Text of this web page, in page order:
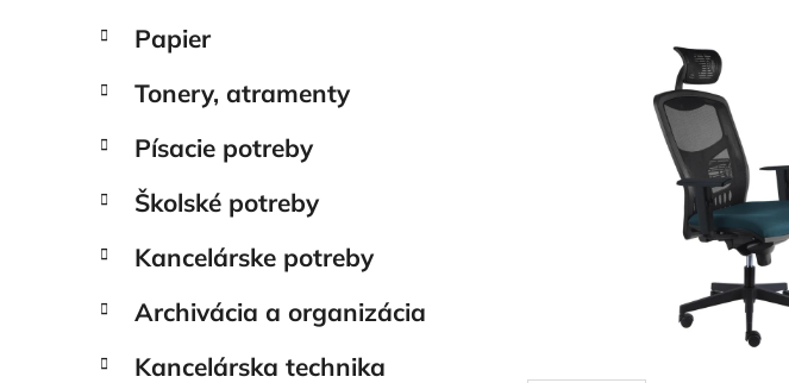
B
č
ý
a
n
e
l
kategórie
K
a
e
ó
i
Papier
Tonery, atramenty
Písacie potreby
Školské potreby
Kancelárske potreby
Archivácia a organizácia
Kancelárska technika